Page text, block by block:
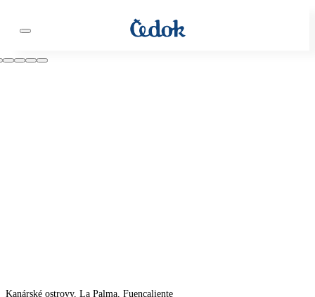
Kanárské ostrovy, La Palma, Fuencaliente